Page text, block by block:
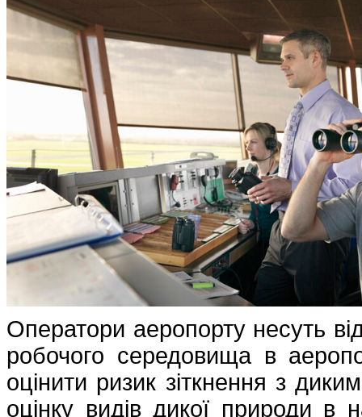
Оператори аеропорту несуть
робочого середовища в
оцінити ризик зіткнення з
оцінку видів дикої природи в